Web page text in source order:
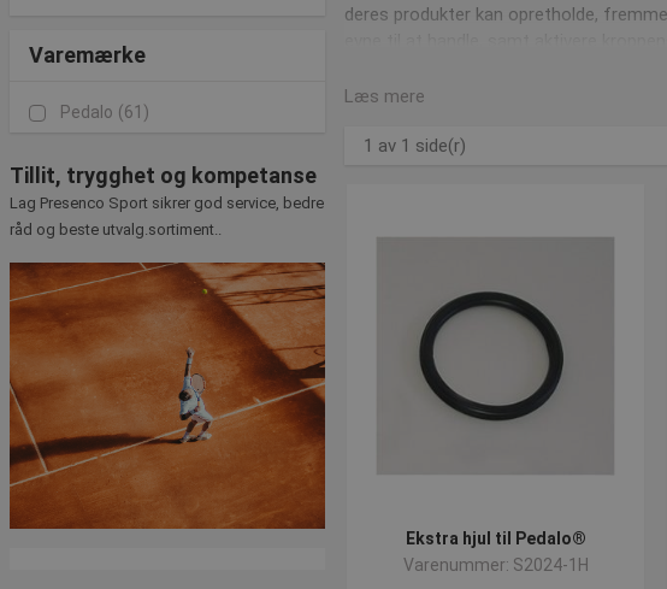
Varemærke
Pedalo (61)
Tillit, trygghet og kompetanse
Lag Presenco Sport sikrer god service, bedre
råd og beste utvalg.sortiment..
deres produkter kan opretholde,
Læs mere
1 av 1 side(r)
Ekstra hjul til Pedalo®
Varenummer: S2024-1H